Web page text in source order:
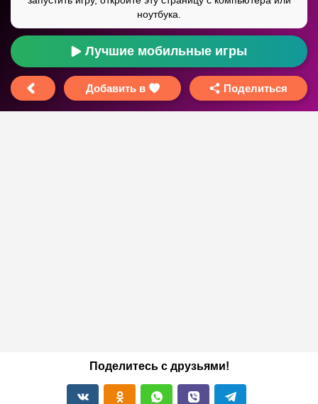
Лучшие мобильные игры
Добавить в Поделиться
Поделитесь с друзьями!